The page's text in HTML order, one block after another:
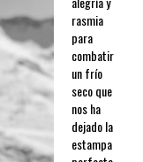
rasmia
para
combatir
un frío
seco que
nos ha
dejado la
estampa